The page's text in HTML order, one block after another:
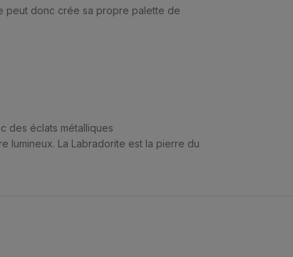
peut donc crée sa propre palette de
des éclats métalliques
lumineux. La Labradorite est la pierre du